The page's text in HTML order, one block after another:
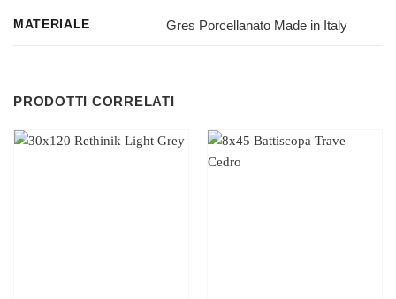
MATERIALE Gres Porcellanato Made in Italy
PRODOTTI CORRELATI